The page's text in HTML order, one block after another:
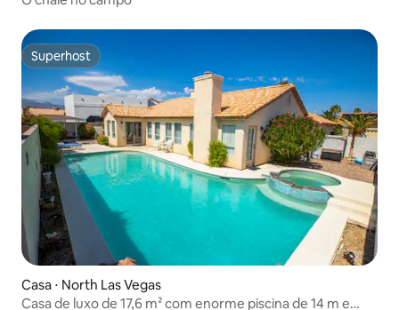
Superhost
Superhost
Casa ⋅ North Las Vegas
Casa de luxo de 17,6 m² com enorme piscina de 14 m e